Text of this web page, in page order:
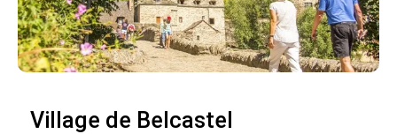
Village de Belcastel